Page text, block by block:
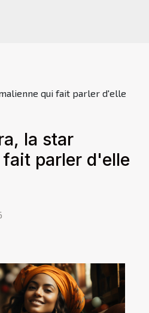
qui fait parler d'elle
la star
parler d'elle